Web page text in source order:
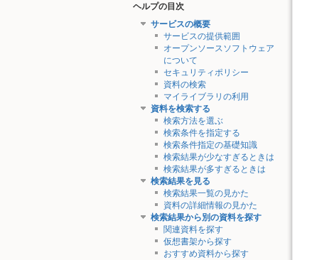
ヘルプの目次
サービスの概要
サービスの提供範囲
オープンソースソフトウェア
について
セキュリティポリシー
資料の検索
マイライブラリの利用
資料を検索する
検索方法を選ぶ
検索条件を指定する
検索条件指定の基礎知識
検索結果が少なすぎるときは
検索結果が多すぎるときは
検索結果を見る
検索結果一覧の見かた
資料の詳細情報の見かた
検索結果から別の資料を探す
関連資料を探す
仮想書架から探す
おすすめ資料から探す